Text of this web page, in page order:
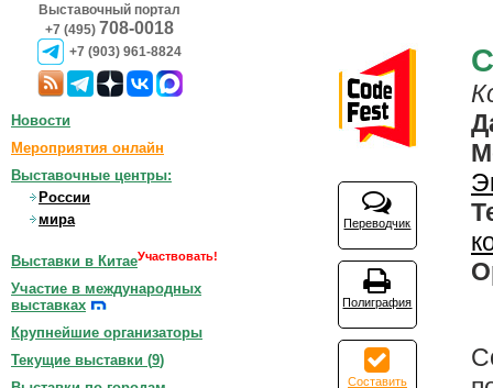
Выставочный портал
+7 (495) 708-0018
+7 (903) 961-8824
Переводчик
Полиграфия
Составить
Новости
Мероприятия онлайн
Выставочные центры:
России
мира
Выставки в КитаеУчаствовать!
Участие в международных
выставках
Крупнейшие организаторы
Текущие выставки (9)